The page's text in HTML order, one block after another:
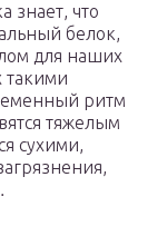
знает, что
белок,
для наших
такими
ритм
тяжелым
сухими,